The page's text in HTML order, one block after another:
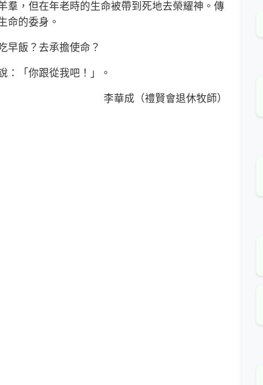
羣，但在年老時的生命被帶到死地去榮耀神。傳
命的委身。
飯？去承擔使命？
「你跟從我吧！」。
李華成（禮賢會退休牧師）